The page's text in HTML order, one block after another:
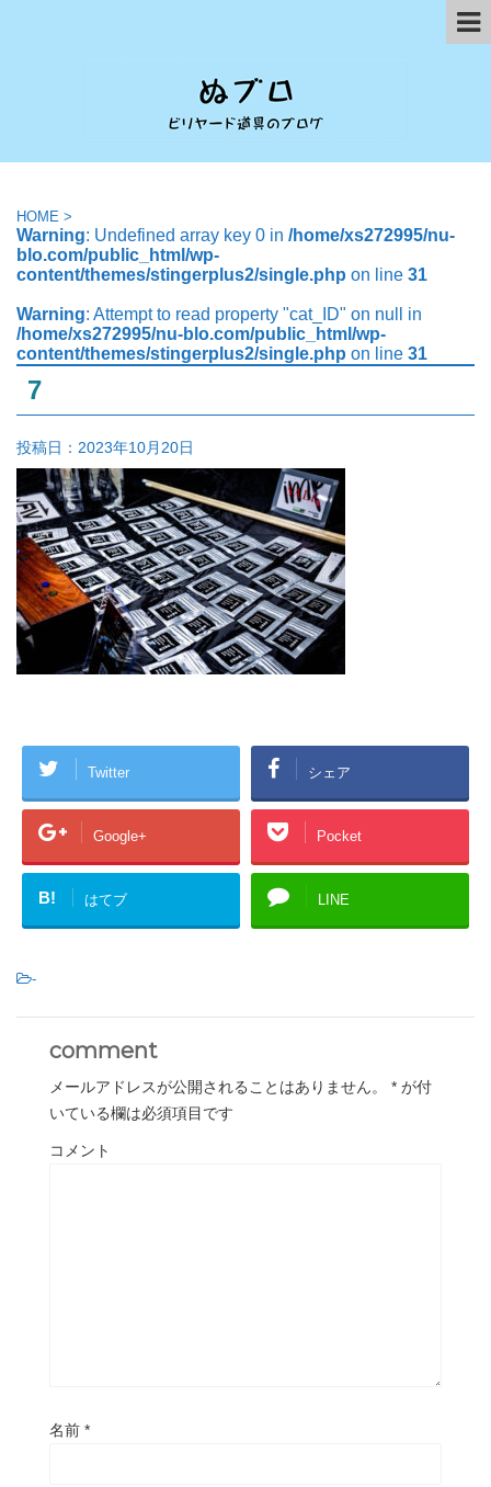
HOME >
Warning: Undefined array key 0 in /home/xs272995/nu-
blo.com/public_html/wp-
content/themes/stingerplus2/single.php on line 31
Warning: Attempt to read property "cat_ID" on null in
/home/xs272995/nu-blo.com/public_html/wp-
content/themes/stingerplus2/single.php on line 31
7
投稿日： 2023年10月20日
Twitter シェア
Google+ Pocket
B! はてブ LINE
-
comment
メールアドレスが公開されることはありません。 * が付
いている欄は必須項目です
コメント
名前 *